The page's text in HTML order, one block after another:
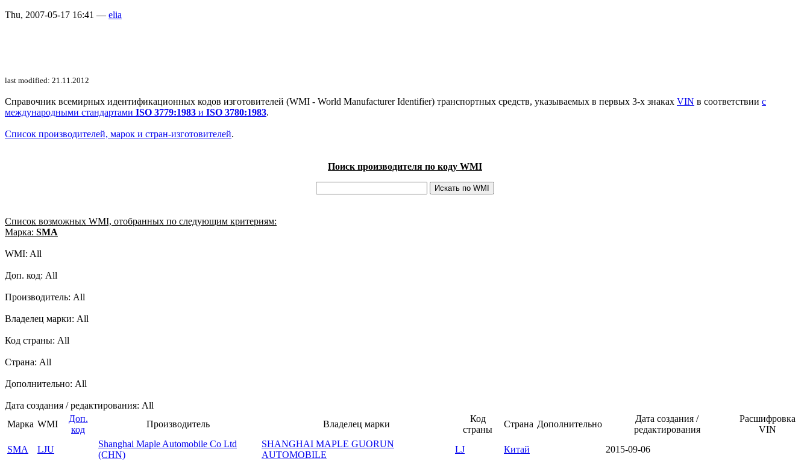
Thu, 2007-05-17 16:41 — elia
last modified: 21.11.2012
Справочник всемирных идентификационных кодов изготовителей (WMI - World Manufacturer Identifier) транспортных средств, указываемых в первых 3-х знаках VIN в соответствии с
международными стандартами ISO 3779:1983 и ISO 3780:1983.
Список производителей, марок и стран-изготовителей.
Поиск производителя по коду WMI
Список возможных WMI, отобранных по следующим критериям:
Марка: SMA
WMI: All
Доп. код: All
Производитель: All
Владелец марки: All
Код страны: All
Страна: All
Дополнительно: All
Дата создания / редактирования: All
Марка WMI
Доп.
код
Производитель Владелец марки
Код
страны
Страна Дополнительно
Дата создания /
редактирования
Расшифровка
VIN
SMA
LJU
Shanghai Maple Automobile Co Ltd
(CHN)
SHANGHAI MAPLE GUORUN
AUTOMOBILE
LJ Китай 2015-09-06